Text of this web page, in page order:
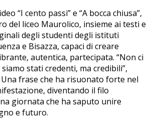
“I cento passi” e “A bocca chiusa”,
del liceo Maurolico, insieme ai testi e
degli studenti degli istituti
e Bisazza, capaci di creare
autentica, partecipata. “Non ci
stati credenti, ma credibili”,
frase che ha risuonato forte nel
diventando il filo
giornata che ha saputo unire
e futuro.